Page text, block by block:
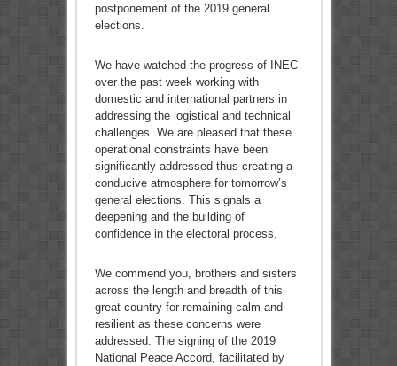
postponement of the 2019 general
elections.
We have watched the progress of INEC
over the past week working with
domestic and international partners in
addressing the logistical and technical
challenges. We are pleased that these
operational constraints have been
significantly addressed thus creating a
conducive atmosphere for tomorrow’s
general elections. This signals a
deepening and the building of
confidence in the electoral process.
We commend you, brothers and sisters
across the length and breadth of this
great country for remaining calm and
resilient as these concerns were
addressed. The signing of the 2019
National Peace Accord, facilitated by